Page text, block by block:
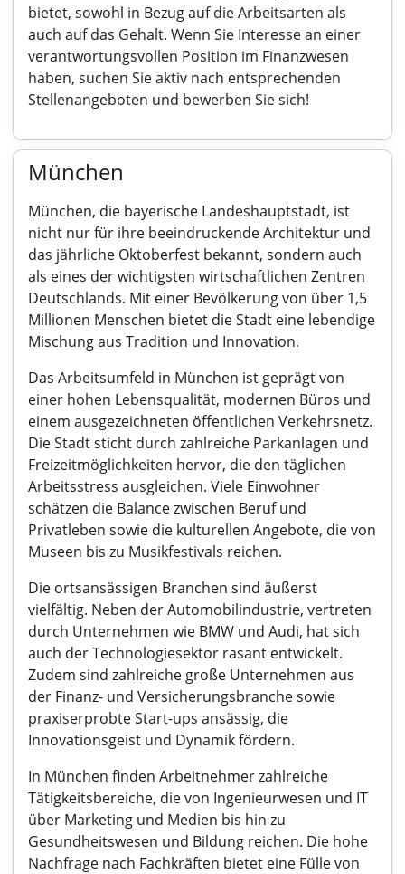
bietet, sowohl in Bezug auf die Arbeitsarten als
auch auf das Gehalt. Wenn Sie Interesse an einer
verantwortungsvollen Position im Finanzwesen
haben, suchen Sie aktiv nach entsprechenden
Stellenangeboten und bewerben Sie sich!
München
München, die bayerische Landeshauptstadt, ist
nicht nur für ihre beeindruckende Architektur und
das jährliche Oktoberfest bekannt, sondern auch
als eines der wichtigsten wirtschaftlichen Zentren
Deutschlands. Mit einer Bevölkerung von über 1,5
Millionen Menschen bietet die Stadt eine lebendige
Mischung aus Tradition und Innovation.
Das Arbeitsumfeld in München ist geprägt von
einer hohen Lebensqualität, modernen Büros und
einem ausgezeichneten öffentlichen Verkehrsnetz.
Die Stadt sticht durch zahlreiche Parkanlagen und
Freizeitmöglichkeiten hervor, die den täglichen
Arbeitsstress ausgleichen. Viele Einwohner
schätzen die Balance zwischen Beruf und
Privatleben sowie die kulturellen Angebote, die von
Museen bis zu Musikfestivals reichen.
Die ortsansässigen Branchen sind äußerst
vielfältig. Neben der Automobilindustrie, vertreten
durch Unternehmen wie BMW und Audi, hat sich
auch der Technologiesektor rasant entwickelt.
Zudem sind zahlreiche große Unternehmen aus
der Finanz- und Versicherungsbranche sowie
praxiserprobte Start-ups ansässig, die
Innovationsgeist und Dynamik fördern.
In München finden Arbeitnehmer zahlreiche
Tätigkeitsbereiche, die von Ingenieurwesen und IT
über Marketing und Medien bis hin zu
Gesundheitswesen und Bildung reichen. Die hohe
Nachfrage nach Fachkräften bietet eine Fülle von